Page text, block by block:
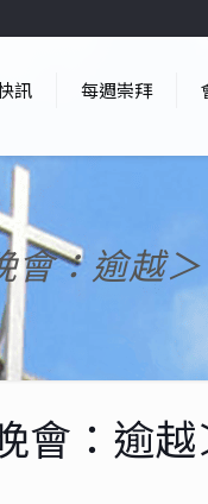
訊 每週崇拜
會：逾越＞
會：逾越